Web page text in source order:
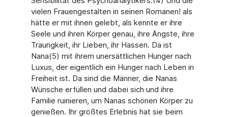
vielen Frauengestalten in seinen Romanen! als
hätte er mit ihnen gelebt, als kennte er ihre
Seele und ihren Körper genau, ihre Ängste, ihre
Traurigkeit, ihr Lieben, ihr Hassen. Da ist
Nana(5) mit ihrem unersättlichen Hunger nach
Luxus, der eigentlich ein Hunger nach Leben in
Freiheit ist. Da sind die Männer, die Nanas
Wünsche erfüllen und dabei sich und ihre
Familie ruinieren, um Nanas schönen Körper zu
genießen. Ihr größtes Erlebnis hat sie beim